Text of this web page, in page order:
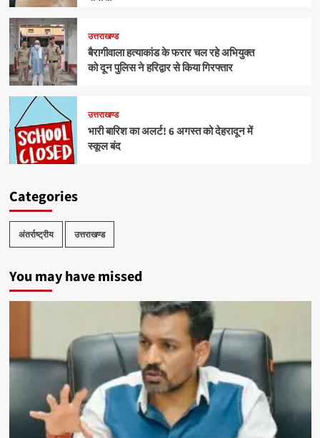
उत्तराखण्ड
बैरागीवाला हत्याकांड के फरार चल रहे अभियुक्त
को दून पुलिस ने हरिद्वार से किया गिरफ्तार
उत्तराखण्ड
भारी बारिश का अलर्ट! 6 अगस्त को देहरादून में
स्कूल बंद
Categories
अंतर्राष्ट्रीय उत्तराखण्ड
You may have missed